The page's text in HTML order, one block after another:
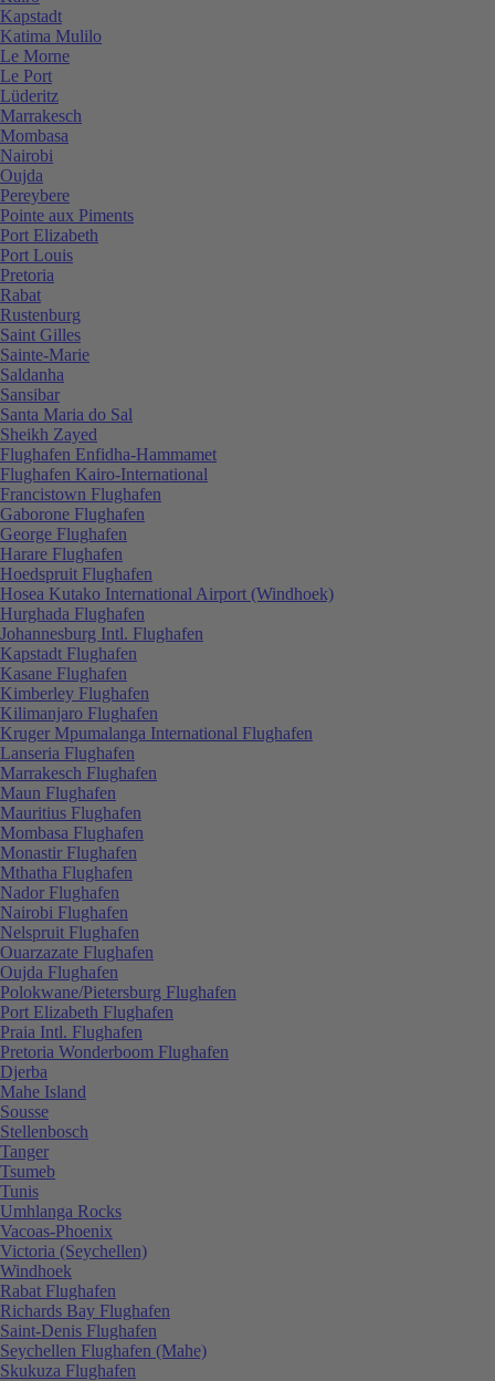
Kapstadt
Katima Mulilo
Le Morne
Le Port
Lüderitz
Marrakesch
Mombasa
Nairobi
Oujda
Pereybere
Pointe aux Piments
Port Elizabeth
Port Louis
Pretoria
Rabat
Rustenburg
Saint Gilles
Sainte-Marie
Saldanha
Sansibar
Santa Maria do Sal
Sheikh Zayed
Flughafen Enfidha-Hammamet
Flughafen Kairo-International
Francistown Flughafen
Gaborone Flughafen
George Flughafen
Harare Flughafen
Hoedspruit Flughafen
Hosea Kutako International Airport (Windhoek)
Hurghada Flughafen
Johannesburg Intl. Flughafen
Kapstadt Flughafen
Kasane Flughafen
Kimberley Flughafen
Kilimanjaro Flughafen
Kruger Mpumalanga International Flughafen
Lanseria Flughafen
Marrakesch Flughafen
Maun Flughafen
Mauritius Flughafen
Mombasa Flughafen
Monastir Flughafen
Mthatha Flughafen
Nador Flughafen
Nairobi Flughafen
Nelspruit Flughafen
Ouarzazate Flughafen
Oujda Flughafen
Polokwane/Pietersburg Flughafen
Port Elizabeth Flughafen
Praia Intl. Flughafen
Pretoria Wonderboom Flughafen
Djerba
Mahe Island
Sousse
Stellenbosch
Tanger
Tsumeb
Tunis
Umhlanga Rocks
Vacoas-Phoenix
Victoria (Seychellen)
Windhoek
Rabat Flughafen
Richards Bay Flughafen
Saint-Denis Flughafen
Seychellen Flughafen (Mahe)
Skukuza Flughafen